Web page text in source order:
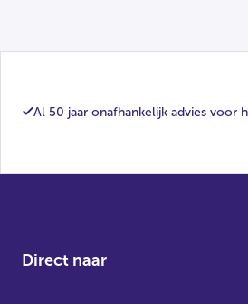
Al 50 jaar onafhankelijk advies voor
Direct naar